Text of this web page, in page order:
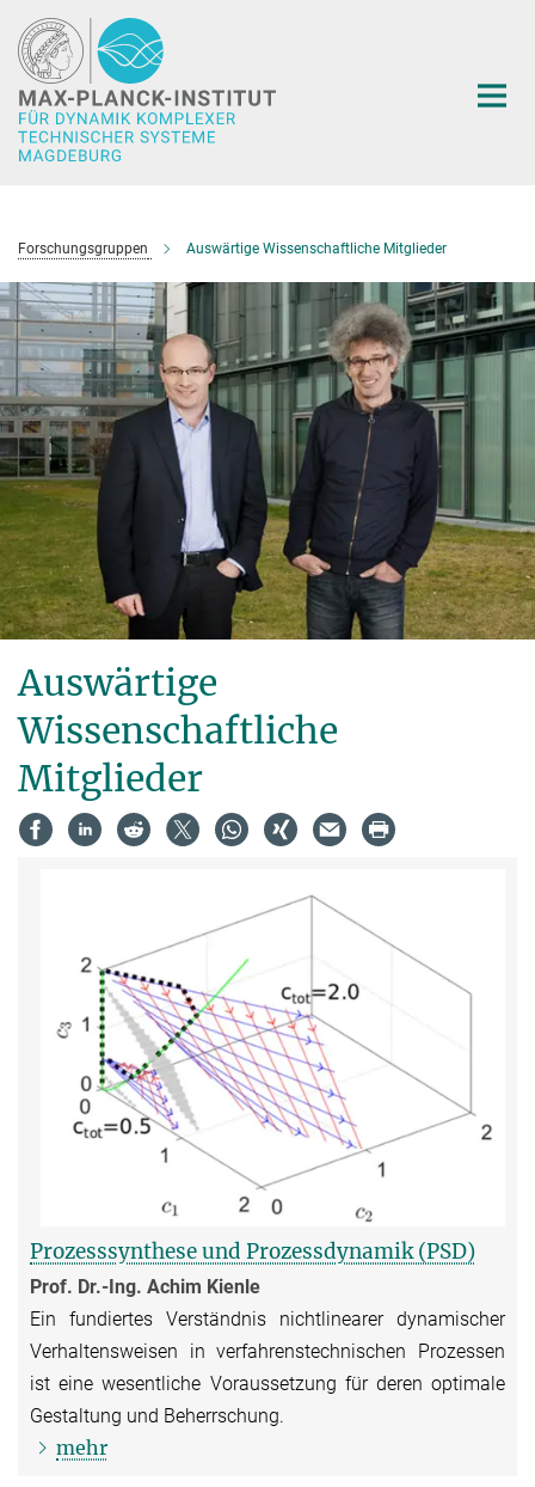
Hauptinhalt
Forschungsgruppen Auswärtige Wissenschaftliche Mitglieder
Auswärtige
Wissenschaftliche
Mitglieder
Prozesssynthese und Prozessdynamik (PSD)
Prof. Dr.-Ing. Achim Kienle
Ein fundiertes Verständnis nichtlinearer dynamischer
Verhaltensweisen in ver­fahrens­technischen Prozessen
ist eine wesentliche Voraussetzung für deren optimale
Gestaltung und Beherrschung.
mehr